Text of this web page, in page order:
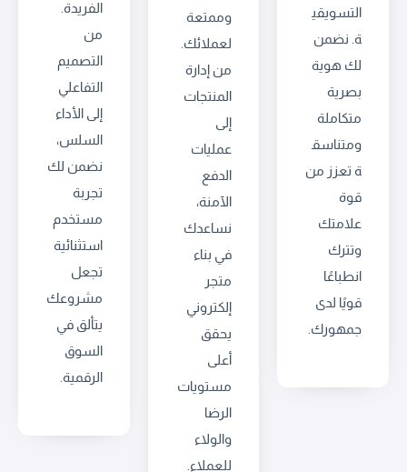
التسويقي
ة. نضمن
لك هوية
بصرية
متكاملة
ومتناسق
ة تعزز من
قوة
علامتك
وتترك
انطباعًا
قويًا لدى
جمهورك.
وممتعة
لعملائك.
من إدارة
المنتجات
إلى
عمليات
الدفع
الآمنة،
نساعدك
في بناء
متجر
إلكتروني
يحقق
أعلى
مستويات
الرضا
والولاء
للعملاء.
الفريدة.
من
التصميم
التفاعلي
إلى الأداء
السلس،
نضمن لك
تجربة
مستخدم
استثنائية
تجعل
مشروعك
يتألق في
السوق
الرقمية.